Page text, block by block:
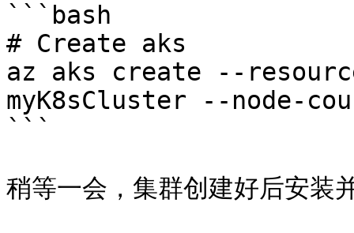
```bash
# Create aks
az aks create --
myK8sCluster --node-
```
稍等一会，集群创建好后安